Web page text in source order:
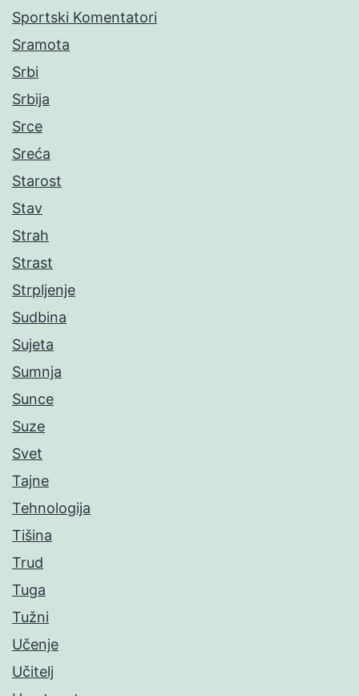
Sportski Komentatori
Sramota
Srbi
Srbija
Srce
Sreća
Starost
Stav
Strah
Strast
Strpljenje
Sudbina
Sujeta
Sumnja
Sunce
Suze
Svet
Tajne
Tehnologija
Tišina
Trud
Tuga
Tužni
Učenje
Učitelj